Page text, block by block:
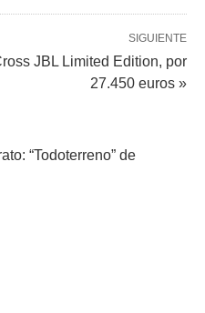
SIGUIENTE
JBL Limited Edition, por
27.450 euros »
“Todoterreno” de